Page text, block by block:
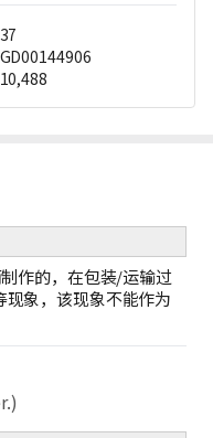
37
GD00144906
10,488
作的，在包装/运输过
象，该现象不能作为